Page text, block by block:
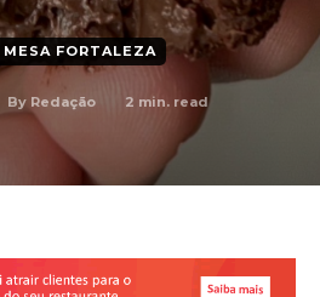
MESA FORTALEZA
By Redação 2 min. read